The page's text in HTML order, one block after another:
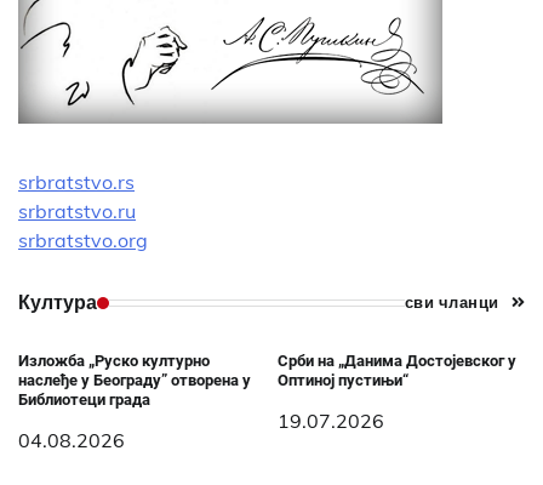
srbratstvo.rs
srbratstvo.ru
srbratstvo.org
Култура сви чланци
Изложба „Руско културно
наслеђе у Београду” отворена у
Библиотеци града
04.08.2026
Срби на „Данима Достојевског у
Оптиној пустињи“
19.07.2026